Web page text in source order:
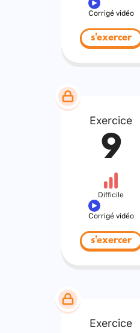
Corrigé vidéo
s'exercer
Exercice
9
Difficile
Corrigé vidéo
s'exercer
Exercice